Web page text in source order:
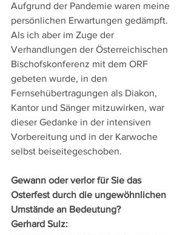
Aufgrund der Pandemie waren meine
persönlichen Erwartungen gedämpft.
Als ich aber im Zuge der
Verhandlungen der Österreichischen
Bischofskonferenz mit dem ORF
gebeten wurde, in den
Fernsehübertragungen als Diakon,
Kantor und Sänger mitzuwirken, war
dieser Gedanke in der intensiven
Vorbereitung und in der Karwoche
selbst beiseitegeschoben.
Gewann oder verlor für Sie das
Osterfest durch die ungewöhnlichen
Umstände an Bedeutung?
Gerhard Sulz: